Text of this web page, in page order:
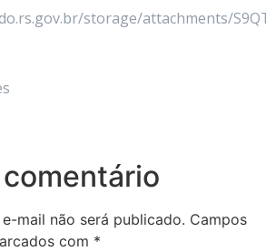
storage/attachments/
mail não será publicado. Campos
com *